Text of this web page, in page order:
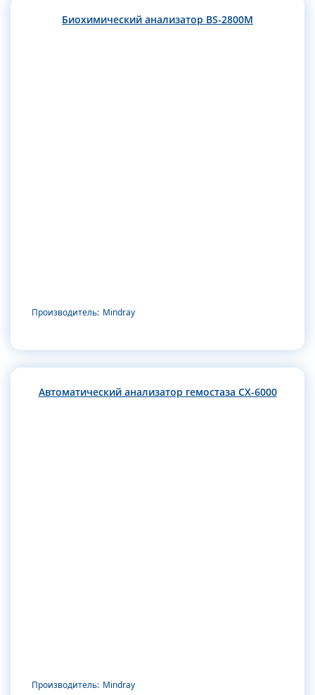
Биохимический анализатор BS-2800M
Производитель: Mindray
Автоматический анализатор гемостаза CX-6000
Производитель: Mindray